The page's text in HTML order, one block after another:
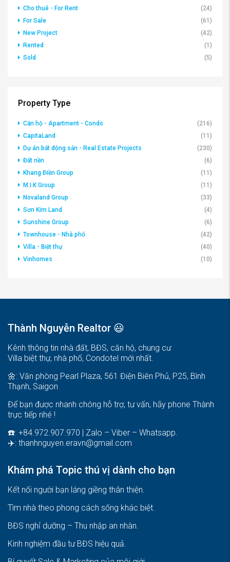
Cho thuê - For Rent
(24)
For Sale
(61)
New Project
(42)
Rented
(1)
Sold
(5)
Property Type
Căn hộ - Apartment - Condo
(216)
CapitaLand
(11)
Dự án bất động sản - Real Estate Projects
(230)
Đất nền
(6)
Khang Điền Group
(11)
M.I.K Group
(11)
Novaland Group
(33)
Sơn Kim Land
(4)
Sunshine Group
(6)
Townhouse - Nhà phố
(42)
Villa - Biệt thự
(40)
Vinhomes
(10)
Thành Nguyễn Realtor 😃
Kênh thông tin nhà đất, BĐS, căn hộ, chung cư
Villa biệt thự, nhà phố, Condotel mới nhất.
🌼: Văn phòng Pearl Plaza, 561 Điện Biên Phủ, P25, Bình
Thạnh, Saigon
Để bạn được nhanh chóng hỗ trợ, tư vấn, hãy phone Thành
trực tiếp nhé !
☎️: +84.972.907.970 | Zalo – Viber – Whatsapp.
✈️: thanhnguyen.eravn@gmail.com
Khám phá Topic thú vị dành cho bạn
Kết nối người bạn láng giềng thân thiện.
Tìm nhà theo phong cách sống khác biệt
BĐS nghỉ dưỡng – Thu nhập an nhàn
Kinh nghiệm đầu tư BĐS hiệu quả